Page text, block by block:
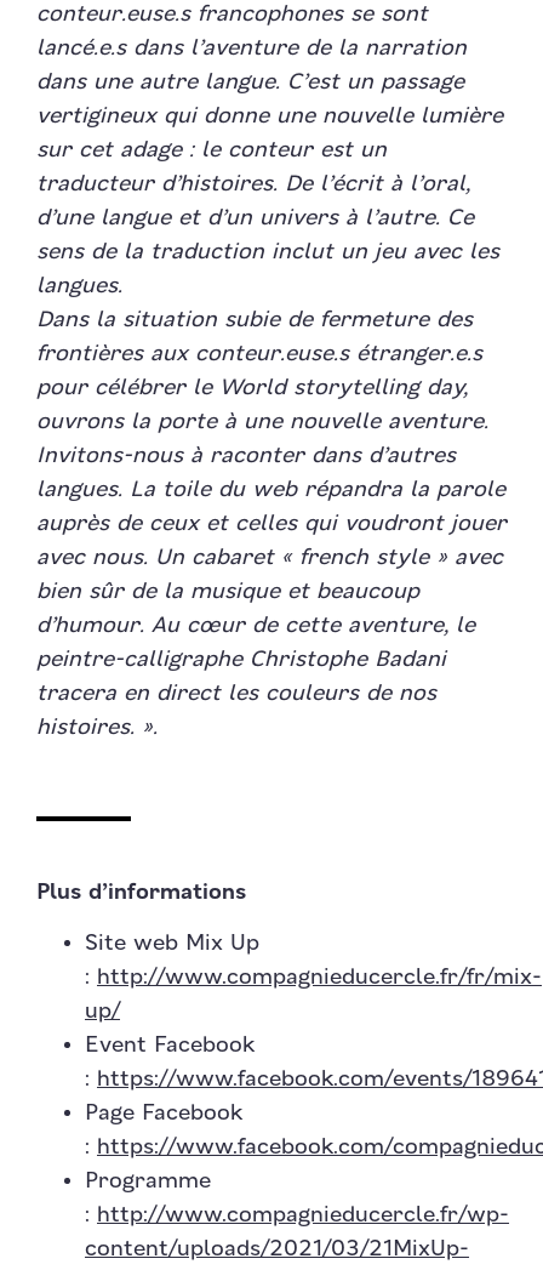
conteur.euse.s francophones se sont
lancé.e.s dans l’aventure de la narration
dans une autre langue. C’est un passage
vertigineux qui donne une nouvelle lumière
sur cet adage : le conteur est un
traducteur d’histoires. De l’écrit à l’oral,
d’une langue et d’un univers à l’autre. Ce
sens de la traduction inclut un jeu avec les
langues.
Dans la situation subie de fermeture des
frontières aux conteur.euse.s étranger.e.s
pour célébrer le World storytelling day,
ouvrons la porte à une nouvelle aventure.
Invitons-nous à raconter dans d’autres
langues. La toile du web répandra la parole
auprès de ceux et celles qui voudront jouer
avec nous. Un cabaret « french style » avec
bien sûr de la musique et beaucoup
d’humour. Au cœur de cette aventure, le
peintre-calligraphe Christophe Badani
tracera en direct les couleurs de nos
histoires. ».
Plus d’informations
Site web Mix Up
: http://www.compagnieducercle.fr/fr/mix-
up/
Event Facebook
: https://www.facebook.com/events/
Page Facebook
: https://www.facebook.com/
Programme
: http://www.compagnieducercle.fr/wp-
content/uploads/2021/03/21MixUp-